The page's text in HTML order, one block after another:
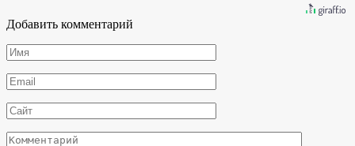
Добавить комментарий
Имя
*
Email
*
Сайт
Комментарий